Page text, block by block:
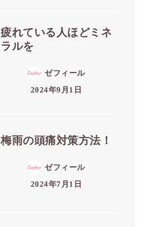
疲れている人ほどミネ
ラルを
ゼフィール
2024年9月1日
梅雨の頭痛対策方法！
ゼフィール
2024年7月1日